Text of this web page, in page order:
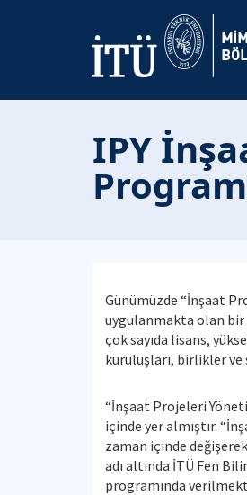
IPY
Günümüzde “İnşaat
uygulanmakta olan bir
çok sayıda lisans,
kuruluşları, birlikler
“İnşaat Projeleri
içinde yer almıştır.
zaman içinde
adı altında İTÜ Fen
programında